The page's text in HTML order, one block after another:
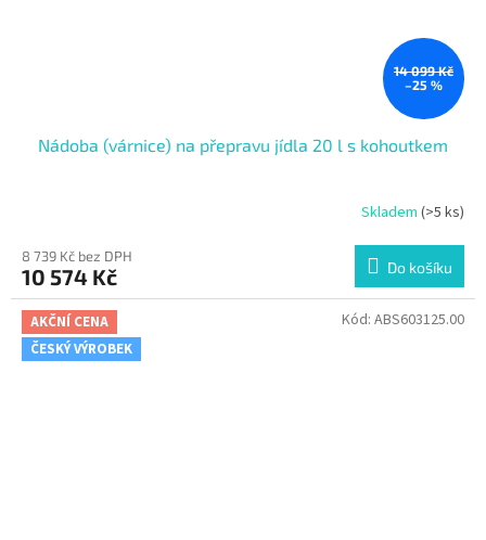
14 099 Kč
–25 %
Nádoba (várnice) na přepravu jídla 20 l s kohoutkem
Skladem (>5 ks)
8 739 Kč bez DPH
10 574 Kč Do košíku
AKČNÍ CENA
ČESKÝ VÝROBEK
Kód: ABS603125.00